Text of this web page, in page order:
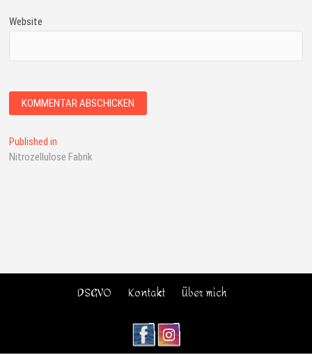
Website
Published in
Nitrozellulose Fabrik
DSGVO Kontakt Über mich